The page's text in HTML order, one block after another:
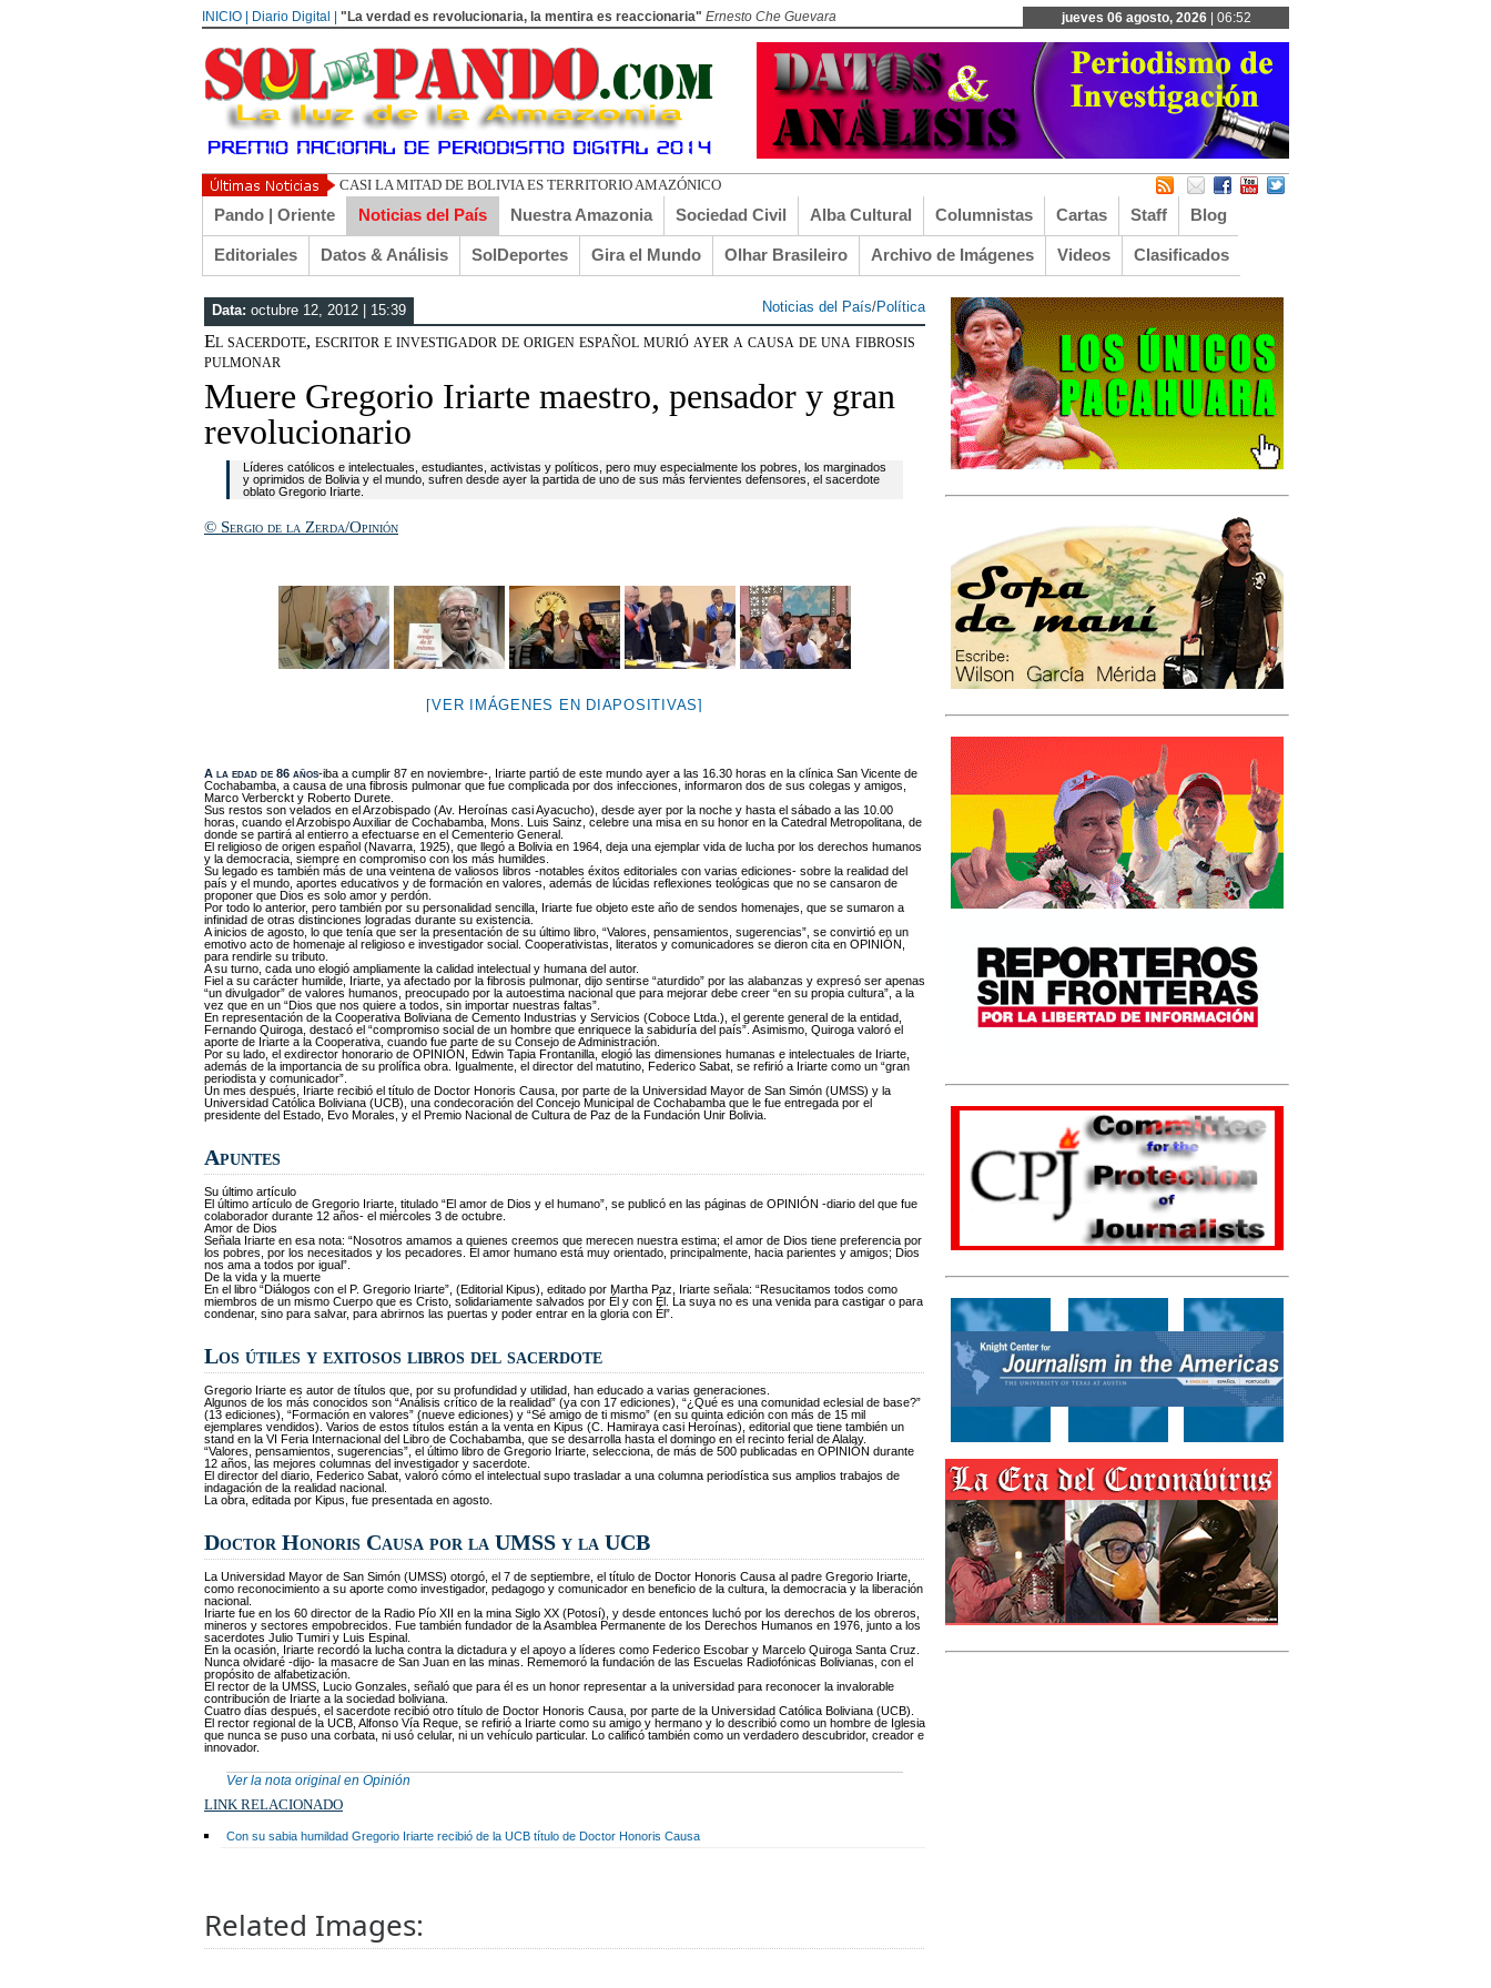
INICIO | Diario Digital | "La verdad es revolucionaria, la mentira es reaccionaria" Ernesto Che Guevara jueves 06 agosto, 2026| 06:52
CASI LA MITAD DE BOLIVIA ES TERRITORIO AMAZÓNICO
Pando | Oriente Noticias del País Nuestra Amazonia Sociedad Civil Alba Cultural Columnistas Cartas Staff Blog
Editoriales Datos & Análisis SolDeportes Gira el Mundo Olhar Brasileiro Archivo de Imágenes Videos Clasificados
Data: octubre 12, 2012 | 15:39 Noticias del País/Política
El sacerdote, escritor e investigador de origen español murió ayer a causa de una fibrosis
pulmonar
Muere Gregorio Iriarte maestro, pensador y gran
revolucionario
Líderes católicos e intelectuales, estudiantes, activistas y políticos, pero muy especialmente los pobres, los marginados
y oprimidos de Bolivia y el mundo, sufren desde ayer la partida de uno de sus más fervientes defensores, el sacerdote
oblato Gregorio Iriarte.
© Sergio de la Zerda/Opinión
[VER IMÁGENES EN DIAPOSITIVAS]
A la edad de 86 años-iba a cumplir 87 en noviembre-, Iriarte partió de este mundo ayer a las 16.30 horas en la clínica San Vicente de
Cochabamba, a causa de una fibrosis pulmonar que fue complicada por dos infecciones, informaron dos de sus colegas y amigos,
Marco Verberckt y Roberto Durete.
Sus restos son velados en el Arzobispado (Av. Heroínas casi Ayacucho), desde ayer por la noche y hasta el sábado a las 10.00
horas, cuando el Arzobispo Auxiliar de Cochabamba, Mons. Luis Sainz, celebre una misa en su honor en la Catedral Metropolitana, de
donde se partirá al entierro a efectuarse en el Cementerio General.
El religioso de origen español (Navarra, 1925), que llegó a Bolivia en 1964, deja una ejemplar vida de lucha por los derechos humanos
y la democracia, siempre en compromiso con los más humildes.
Su legado es también más de una veintena de valiosos libros -notables éxitos editoriales con varias ediciones- sobre la realidad del
país y el mundo, aportes educativos y de formación en valores, además de lúcidas reflexiones teológicas que no se cansaron de
proponer que Dios es solo amor y perdón.
Por todo lo anterior, pero también por su personalidad sencilla, Iriarte fue objeto este año de sendos homenajes, que se sumaron a
infinidad de otras distinciones logradas durante su existencia.
A inicios de agosto, lo que tenía que ser la presentación de su último libro, “Valores, pensamientos, sugerencias”, se convirtió en un
emotivo acto de homenaje al religioso e investigador social. Cooperativistas, literatos y comunicadores se dieron cita en OPINIÓN,
para rendirle su tributo.
A su turno, cada uno elogió ampliamente la calidad intelectual y humana del autor.
Fiel a su carácter humilde, Iriarte, ya afectado por la fibrosis pulmonar, dijo sentirse “aturdido” por las alabanzas y expresó ser apenas
“un divulgador” de valores humanos, preocupado por la autoestima nacional que para mejorar debe creer “en su propia cultura”, a la
vez que en un “Dios que nos quiere a todos, sin importar nuestras faltas”.
En representación de la Cooperativa Boliviana de Cemento Industrias y Servicios (Coboce Ltda.), el gerente general de la entidad,
Fernando Quiroga, destacó el “compromiso social de un hombre que enriquece la sabiduría del país”. Asimismo, Quiroga valoró el
aporte de Iriarte a la Cooperativa, cuando fue parte de su Consejo de Administración.
Por su lado, el exdirector honorario de OPINIÓN, Edwin Tapia Frontanilla, elogió las dimensiones humanas e intelectuales de Iriarte,
además de la importancia de su prolífica obra. Igualmente, el director del matutino, Federico Sabat, se refirió a Iriarte como un “gran
periodista y comunicador”.
Un mes después, Iriarte recibió el título de Doctor Honoris Causa, por parte de la Universidad Mayor de San Simón (UMSS) y la
Universidad Católica Boliviana (UCB), una condecoración del Concejo Municipal de Cochabamba que le fue entregada por el
presidente del Estado, Evo Morales, y el Premio Nacional de Cultura de Paz de la Fundación Unir Bolivia.
Apuntes
Su último artículo
El último artículo de Gregorio Iriarte, titulado “El amor de Dios y el humano”, se publicó en las páginas de OPINIÓN -diario del que fue
colaborador durante 12 años- el miércoles 3 de octubre.
Amor de Dios
Señala Iriarte en esa nota: “Nosotros amamos a quienes creemos que merecen nuestra estima; el amor de Dios tiene preferencia por
los pobres, por los necesitados y los pecadores. El amor humano está muy orientado, principalmente, hacia parientes y amigos; Dios
nos ama a todos por igual”.
De la vida y la muerte
En el libro “Diálogos con el P. Gregorio Iriarte”, (Editorial Kipus), editado por Martha Paz, Iriarte señala: “Resucitamos todos como
miembros de un mismo Cuerpo que es Cristo, solidariamente salvados por Él y con Él. La suya no es una venida para castigar o para
condenar, sino para salvar, para abrirnos las puertas y poder entrar en la gloria con Él”.
Los útiles y exitosos libros del sacerdote
Gregorio Iriarte es autor de títulos que, por su profundidad y utilidad, han educado a varias generaciones.
Algunos de los más conocidos son “Análisis crítico de la realidad” (ya con 17 ediciones), “¿Qué es una comunidad eclesial de base?”
(13 ediciones), “Formación en valores” (nueve ediciones) y “Sé amigo de ti mismo” (en su quinta edición con más de 15 mil
ejemplares vendidos). Varios de estos títulos están a la venta en Kipus (C. Hamiraya casi Heroínas), editorial que tiene también un
stand en la VI Feria Internacional del Libro de Cochabamba, que se desarrolla hasta el domingo en el recinto ferial de Alalay.
“Valores, pensamientos, sugerencias”, el último libro de Gregorio Iriarte, selecciona, de más de 500 publicadas en OPINIÓN durante
12 años, las mejores columnas del investigador y sacerdote.
El director del diario, Federico Sabat, valoró cómo el intelectual supo trasladar a una columna periodística sus amplios trabajos de
indagación de la realidad nacional.
La obra, editada por Kipus, fue presentada en agosto.
Doctor Honoris Causa por la UMSS y la UCB
La Universidad Mayor de San Simón (UMSS) otorgó, el 7 de septiembre, el título de Doctor Honoris Causa al padre Gregorio Iriarte,
como reconocimiento a su aporte como investigador, pedagogo y comunicador en beneficio de la cultura, la democracia y la liberación
nacional.
Iriarte fue en los 60 director de la Radio Pío XII en la mina Siglo XX (Potosí), y desde entonces luchó por los derechos de los obreros,
mineros y sectores empobrecidos. Fue también fundador de la Asamblea Permanente de los Derechos Humanos en 1976, junto a los
sacerdotes Julio Tumiri y Luis Espinal.
En la ocasión, Iriarte recordó la lucha contra la dictadura y el apoyo a líderes como Federico Escobar y Marcelo Quiroga Santa Cruz.
Nunca olvidaré -dijo- la masacre de San Juan en las minas. Rememoró la fundación de las Escuelas Radiofónicas Bolivianas, con el
propósito de alfabetización.
El rector de la UMSS, Lucio Gonzales, señaló que para él es un honor representar a la universidad para reconocer la invalorable
contribución de Iriarte a la sociedad boliviana.
Cuatro días después, el sacerdote recibió otro título de Doctor Honoris Causa, por parte de la Universidad Católica Boliviana (UCB).
El rector regional de la UCB, Alfonso Vía Reque, se refirió a Iriarte como su amigo y hermano y lo describió como un hombre de Iglesia
que nunca se puso una corbata, ni usó celular, ni un vehículo particular. Lo calificó también como un verdadero descubridor, creador e
innovador.
Ver la nota original en Opinión
LINK RELACIONADO
Con su sabia humildad Gregorio Iriarte recibió de la UCB título de Doctor Honoris Causa
Related Images: